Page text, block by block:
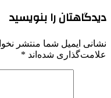
دیدگاهتان را بنویسید
نشانی ایمیل شما منتشر
علامت‌گذاری شده‌اند *